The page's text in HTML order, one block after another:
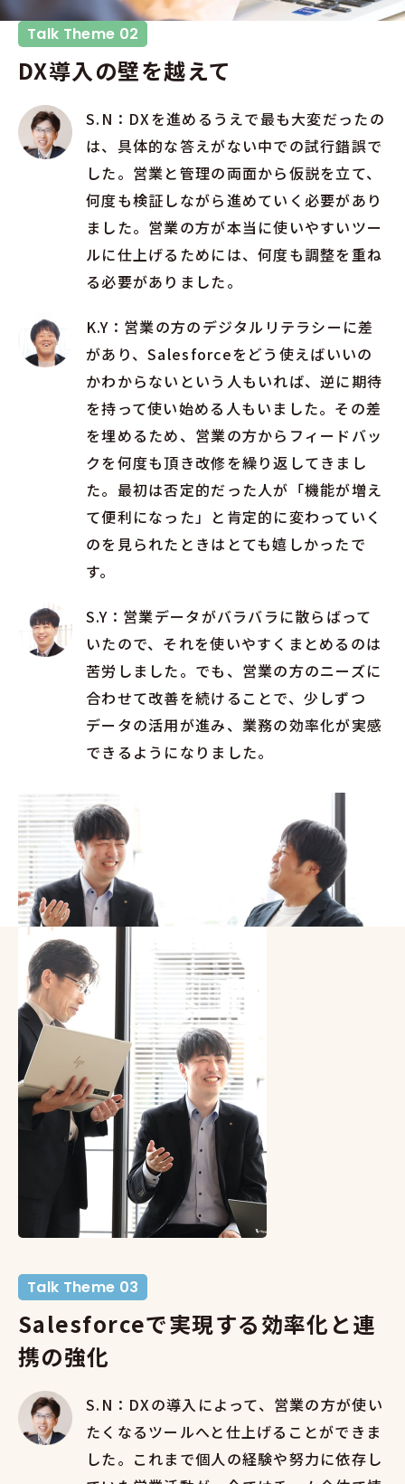
Talk Theme 02
DX導入の壁を越えて
S.N：DXを進めるうえで最も大変だったの
は、具体的な答えがない中での試行錯誤で
した。営業と管理の両面から仮説を立て、
何度も検証しながら進めていく必要があり
ました。営業の方が本当に使いやすいツー
ルに仕上げるためには、何度も調整を重ね
る必要がありました。
K.Y：営業の方のデジタルリテラシーに差
があり、Salesforceをどう使えばいいの
かわからないという人もいれば、逆に期待
を持って使い始める人もいました。その差
を埋めるため、営業の方からフィードバッ
クを何度も頂き改修を繰り返してきまし
た。最初は否定的だった人が「機能が増え
て便利になった」と肯定的に変わっていく
のを見られたときはとても嬉しかったで
す。
S.Y：営業データがバラバラに散らばって
いたので、それを使いやすくまとめるのは
苦労しました。でも、営業の方のニーズに
合わせて改善を続けることで、少しずつ
データの活用が進み、業務の効率化が実感
できるようになりました。
Talk Theme 03
Salesforceで実現する効率化と連
携の強化
S.N：DXの導入によって、営業の方が使い
たくなるツールへと仕上げることができま
した。これまで個人の経験や努力に依存し